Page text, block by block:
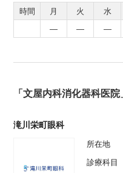
時間 月 火 水
―
― ―
「文屋内科消化器科医
滝川栄町眼科
所在地
診療科目